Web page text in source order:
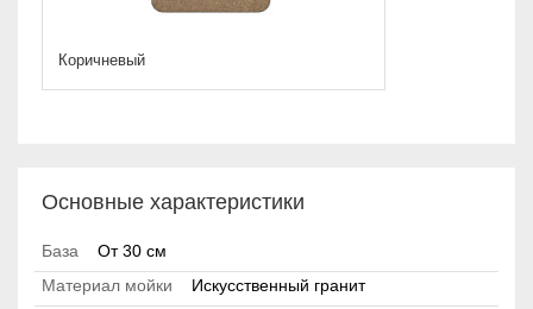
Коричневый
Основные характеристики
База
От 30 см
Материал мойки
Искусственный гранит